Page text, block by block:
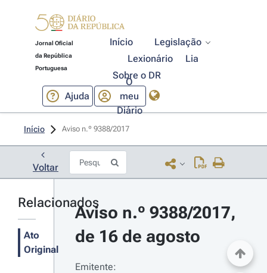
Jornal Oficial
da República
Portuguesa
Início
Legislação
Lexionário
Lia
Sobre o DR
Ajuda
O
meu
Diário
Início Aviso n.º 9388/2017
Voltar
Relacionados
Ato
Original
Aviso n.º 9388/2017,
de 16 de agosto
Emitente: